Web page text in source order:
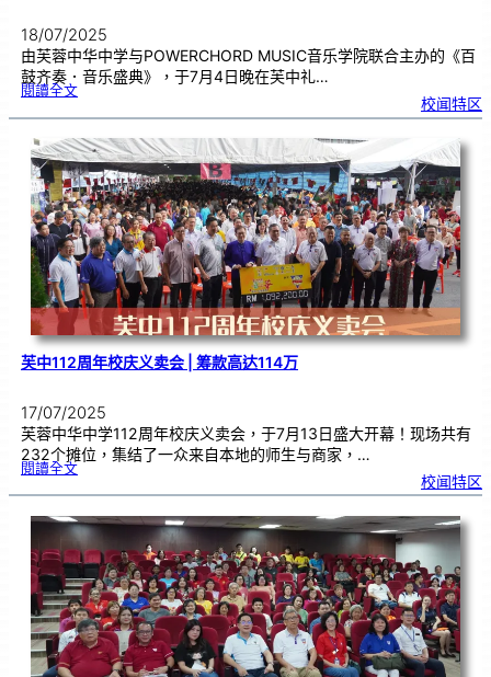
18/07/2025
由芙蓉中华中学与POWERCHORD MUSIC音乐学院联合主办的《百
鼓齐奏．音乐盛典》，于7月4日晚在芙中礼…
閱讀全文:《
齐
·
音
乐
盛
典
》
创
大
马
新
纪
录
！
校闻特区
芙中112周年校庆义卖会 | 筹款高达114万
17/07/2025
芙蓉中华中学112周年校庆义卖会，于7月13日盛大开幕！现场共有
232个摊位，集结了一众来自本地的师生与商家，…
閱讀全文:芙
1
周
年
校
庆
义
卖
会
|筹
款
高
达
1
1
4
万
校闻特区